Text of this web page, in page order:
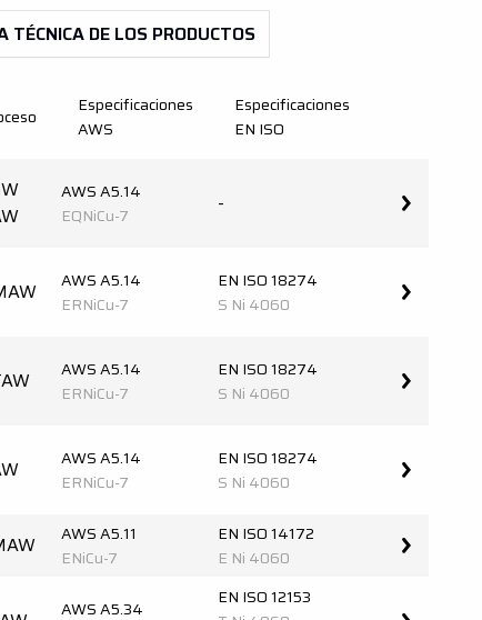
TÉCNICA DE LOS PRODUCTOS
Especificaciones
AWS
Especificaciones
EN ISO
AWS A5.14
EQNiCu-7
-
AWS A5.14
ERNiCu-7
EN ISO 18274
S Ni 4060
AWS A5.14
ERNiCu-7
EN ISO 18274
S Ni 4060
AWS A5.14
ERNiCu-7
EN ISO 18274
S Ni 4060
AWS A5.11
ENiCu-7
EN ISO 14172
E Ni 4060
AWS A5.34
EN ISO 12153